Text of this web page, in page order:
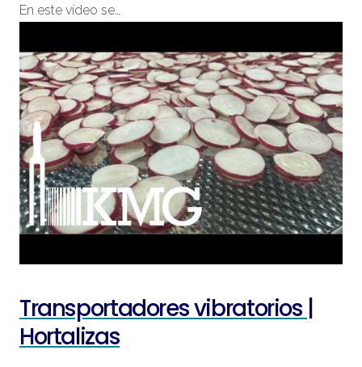
En este vídeo se…
Transportadores vibratorios |
Hortalizas